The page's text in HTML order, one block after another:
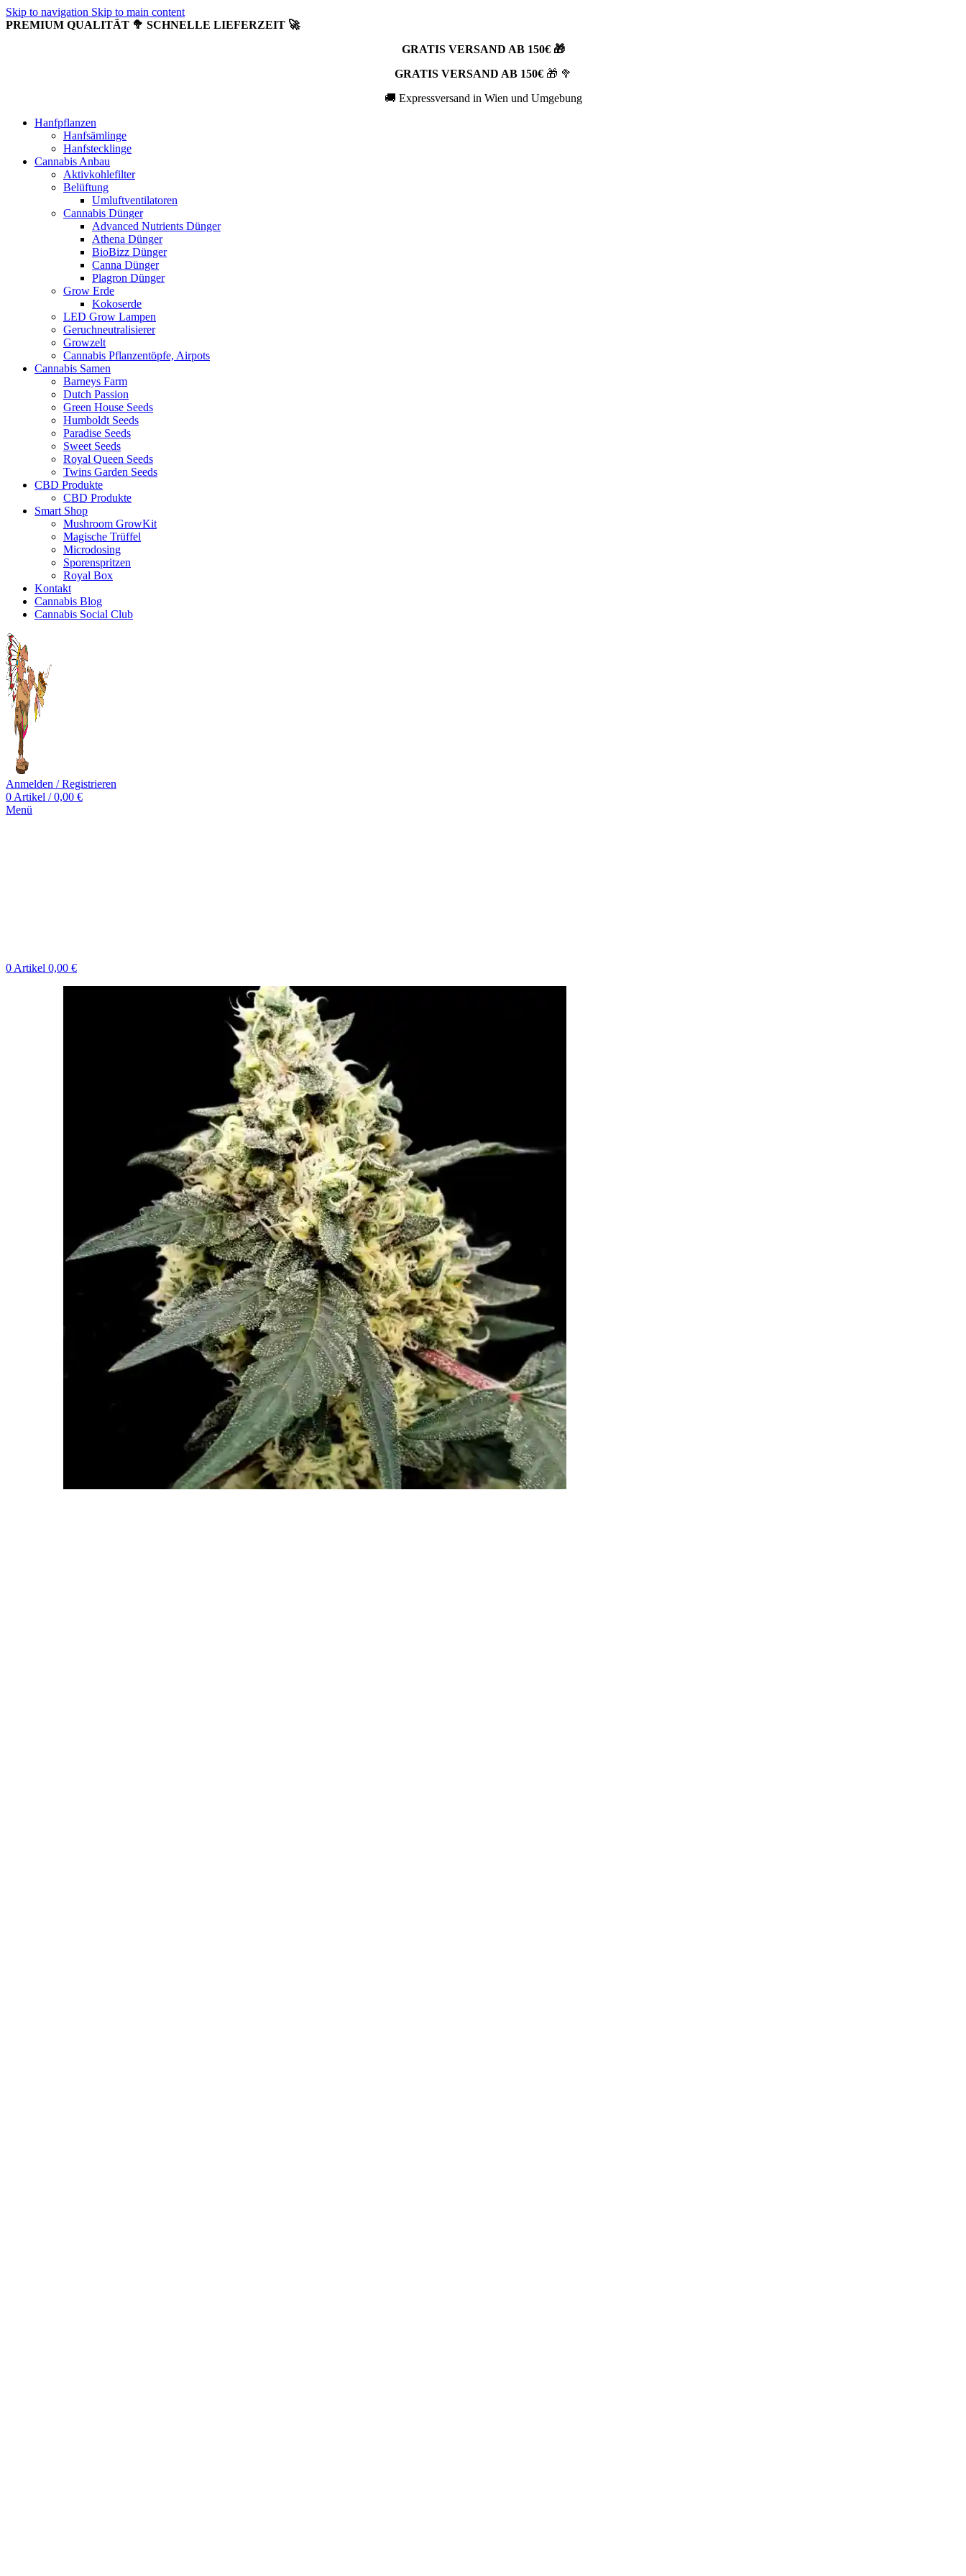
Skip to navigation Skip to main content
PREMIUM QUALITÄT 🥦 SCHNELLE LIEFERZEIT 🚀
GRATIS VERSAND AB 150€ 🎁
GRATIS VERSAND AB 150€🎁 🥦
🚚 Expressversand in Wien und Umgebung
Hanfpflanzen
Hanfsämlinge
Hanfstecklinge
Cannabis Anbau
Aktivkohlefilter
Belüftung
Umluftventilatoren
Cannabis Dünger
Advanced Nutrients Dünger
Athena Dünger
BioBizz Dünger
Canna Dünger
Plagron Dünger
Grow Erde
Kokoserde
LED Grow Lampen
Geruchneutralisierer
Growzelt
Cannabis Pflanzentöpfe, Airpots
Cannabis Samen
Barneys Farm
Dutch Passion
Green House Seeds
Humboldt Seeds
Paradise Seeds
Sweet Seeds
Royal Queen Seeds
Twins Garden Seeds
CBD Produkte
CBD Produkte
Smart Shop
Mushroom GrowKit
Magische Trüffel
Microdosing
Sporenspritzen
Royal Box
Kontakt
Cannabis Blog
Cannabis Social Club
Anmelden / Registrieren
0 Artikel / 0,00 €
Menü
0 Artikel 0,00 €